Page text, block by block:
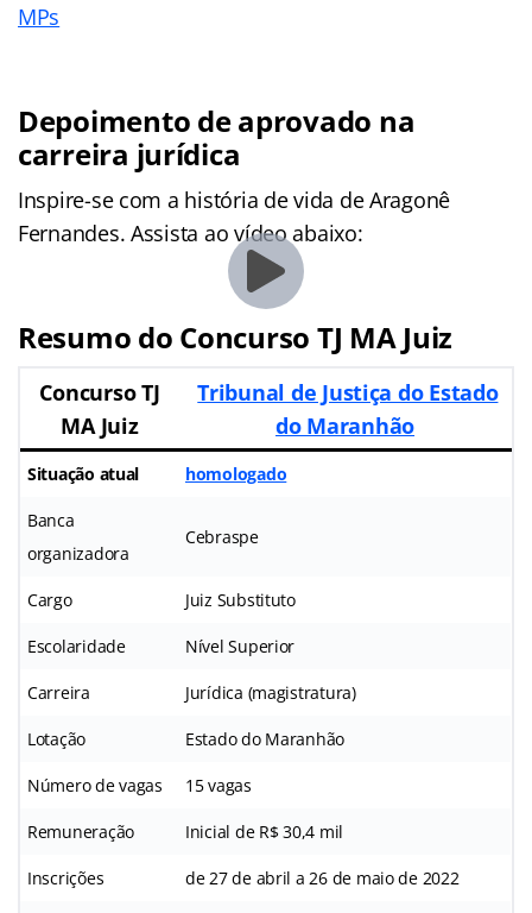
MPs
Depoimento de aprovado na
carreira jurídica
Inspire-se com a história de vida de Aragonê
Fernandes. Assista ao vídeo abaixo:
Resumo do Concurso TJ MA Juiz
Concurso TJ
MA Juiz
Tribunal de Justiça do Estado
do Maranhão
Situação atual homologado
Banca
organizadora
Cebraspe
Cargo Juiz Substituto
Escolaridade Nível Superior
Carreira Jurídica (magistratura)
Lotação Estado do Maranhão
Número de vagas 15 vagas
Remuneração Inicial de R$ 30,4 mil
Inscrições de 27 de abril a 26 de maio de 2022